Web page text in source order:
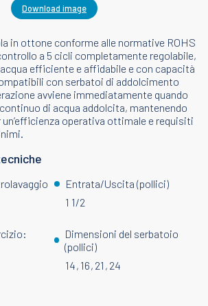
Download image
in ottone conforme alle normative ROHS
a 5 cicli completamente regolabile,
efficiente e affidabile e con capacità
con serbatoi di addolcimento
avviene immediatamente quando
di acqua addolcita, mantenendo
un’efficienza operativa ottimale e requisiti
Entrata/Uscita (pollici)
1 1/2
Dimensioni del serbatoio
(pollici)
14 16 21 24